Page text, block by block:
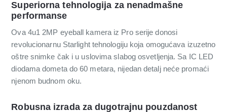
Superiorna tehnologija za nenadmašne
performanse
Ova 4u1 2MP eyeball kamera iz Pro serije donosi
revolucionarnu Starlight tehnologiju koja omogućava izuzetno
oštre snimke čak i u uslovima slabog osvetljenja. Sa IC LED
diodama dometa do 60 metara, nijedan detalj neće promaći
njenom budnom oku.
Robusna izrada za dugotrajnu pouzdanost